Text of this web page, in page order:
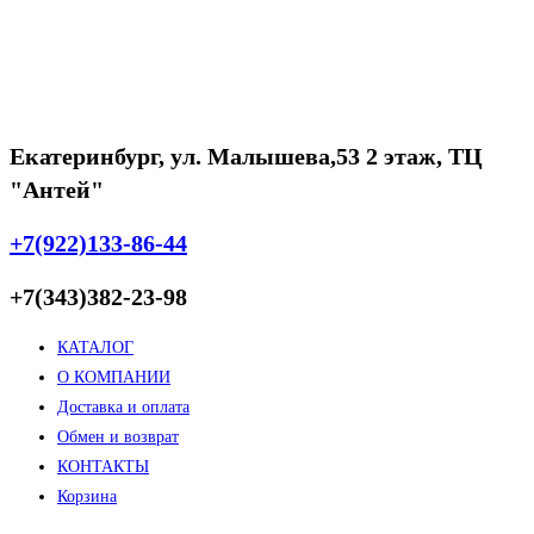
Екатеринбург, ул. Малышева,53 2 этаж, ТЦ
"Антей"
+7(922)133-86-44
+7(343)382-23-98
КАТАЛОГ
О КОМПАНИИ
Доставка и оплата
Обмен и возврат
КОНТАКТЫ
Корзина